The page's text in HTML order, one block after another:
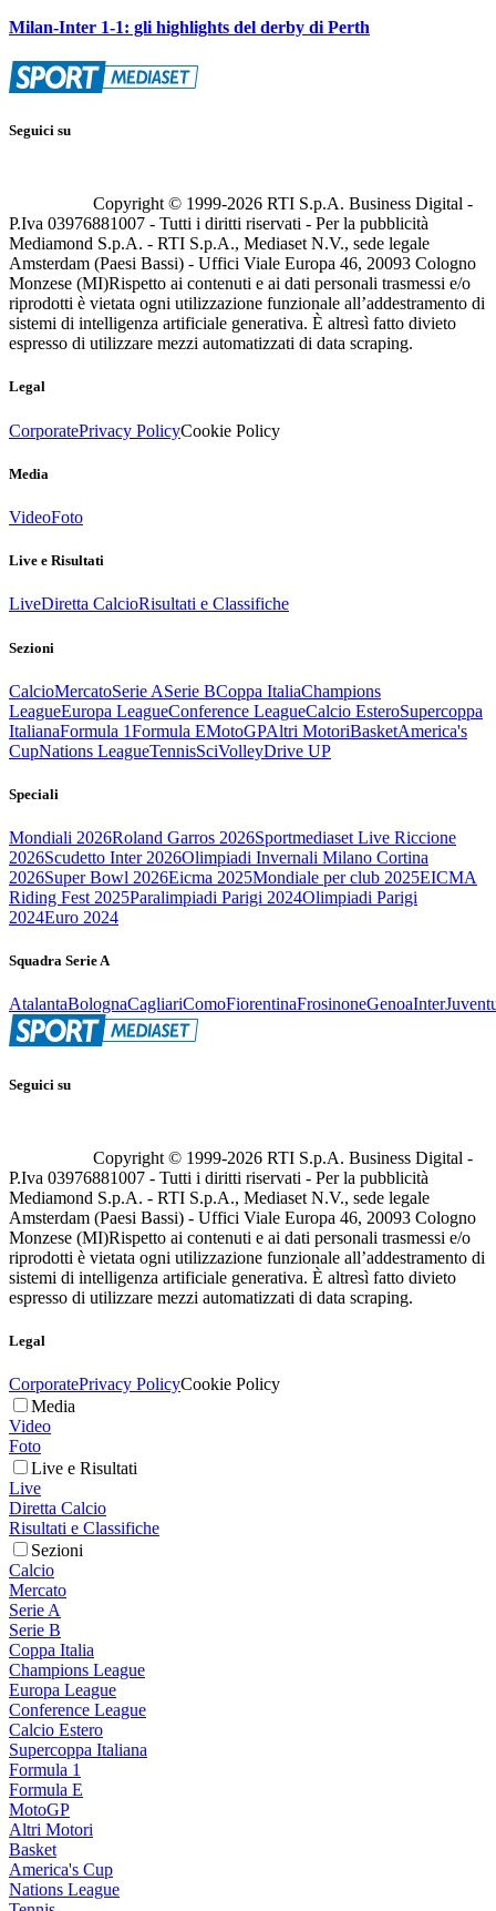
Milan-Inter 1-1: gli highlights del derby di Perth
Seguici su
Copyright © 1999-2026 RTI S.p.A. Business Digital -
P.Iva 03976881007 - Tutti i diritti riservati - Per la pubblicità
Mediamond S.p.A. - RTI S.p.A., Mediaset N.V., sede legale
Amsterdam (Paesi Bassi) - Uffici Viale Europa 46, 20093 Cologno
Monzese (MI)Rispetto ai contenuti e ai dati personali trasmessi e/o
riprodotti è vietata ogni utilizzazione funzionale all’addestramento di
sistemi di intelligenza artificiale generativa. È altresì fatto divieto
espresso di utilizzare mezzi automatizzati di data scraping.
Legal
CorporatePrivacy PolicyCookie Policy
Media
VideoFoto
Live e Risultati
LiveDiretta CalcioRisultati e Classifiche
Sezioni
CalcioMercatoSerie ASerie BCoppa ItaliaChampions
LeagueEuropa LeagueConference LeagueCalcio EsteroSupercoppa
ItalianaFormula 1Formula EMotoGPAltri MotoriBasketAmerica's
CupNations LeagueTennisSciVolleyDrive UP
Speciali
Mondiali 2026Roland Garros 2026Sportmediaset Live Riccione
2026Scudetto Inter 2026Olimpiadi Invernali Milano Cortina
2026Super Bowl 2026Eicma 2025Mondiale per club 2025EICMA
Riding Fest 2025Paralimpiadi Parigi 2024Olimpiadi Parigi
2024Euro 2024
Squadra Serie A
AtalantaBolognaCagliariComoFiorentinaFrosinoneGenoaInter
Seguici su
Copyright © 1999-2026 RTI S.p.A. Business Digital -
P.Iva 03976881007 - Tutti i diritti riservati - Per la pubblicità
Mediamond S.p.A. - RTI S.p.A., Mediaset N.V., sede legale
Amsterdam (Paesi Bassi) - Uffici Viale Europa 46, 20093 Cologno
Monzese (MI)Rispetto ai contenuti e ai dati personali trasmessi e/o
riprodotti è vietata ogni utilizzazione funzionale all’addestramento di
sistemi di intelligenza artificiale generativa. È altresì fatto divieto
espresso di utilizzare mezzi automatizzati di data scraping.
Legal
CorporatePrivacy PolicyCookie Policy
Media
Video
Foto
Live e Risultati
Live
Diretta Calcio
Risultati e Classifiche
Sezioni
Calcio
Mercato
Serie A
Serie B
Coppa Italia
Champions League
Europa League
Conference League
Calcio Estero
Supercoppa Italiana
Formula 1
Formula E
MotoGP
Altri Motori
Basket
America's Cup
Nations League